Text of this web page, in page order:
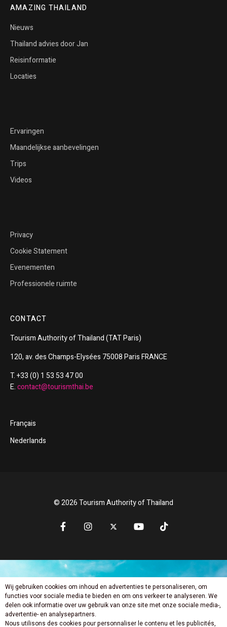
AMAZING THAILAND
Nieuws
Thailand advies door Jan
Reisinformatie
Locaties
Ervaringen
Maandelijkse aanbevelingen
Trips
Videos
Privacy
Cookie Statement
Evenementen
Professionele ruimte
CONTACT
TourismAuthority ofThailand(TAT Paris)
120, av. des Champs-Elysées 75008 Paris FRANCE
T. +33 (0) 1 53 53 47 00
E.contact@tourismthai.be
Français
Nederlands
© 2026 Tourism Authority of Thailand
Mis niets nieuws
Wij gebruiken cookies om inhoud en advertenties te personaliseren, om
functies voor sociale media te bieden en om ons verkeer te analyseren. We
delen ook informatie over uw gebruik van onze site met onze sociale media-,
advertentie- en analysepartners.
Nous utilisons des cookies pour personnaliser le contenu et les publicités,